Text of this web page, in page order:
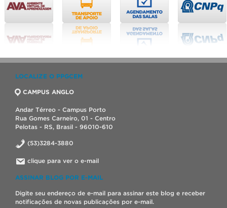
LOCALIZE O PPGCEM
CAMPUS ANGLO
Andar Térreo - Campus Porto
Rua Gomes Carneiro, 01 - Centro
Pelotas - RS, Brasil - 96010-610
(53)3284-3880
clique para ver o e-mail
ASSINAR BLOG POR E-MAIL
Digite seu endereço de e-mail para assinar este blog e receber
notificações de novas publicações por e-mail.